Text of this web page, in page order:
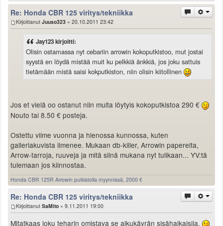
Re: Honda CBR 125 viritys/tekniikka
Kirjoittanut Juuso323 » 20.10.2011 23:42
Jay123 kirjoitti:
Olisin ostamassa nyt cebariin arrowin kokoputkistoo, mut jostai
syystä en löydä mistää muit ku pelkkiä änkkiä, jos joku sattuis
tietämään mistä saisi kokputkiston, niin olisin kiitollinen
Jos et vielä oo ostanut niin multa löytyis kokoputkistoa 290 €
Nouto tai 8.50 € posteja.
Ostettu viime vuonna ja hienossa kunnossa, kuten
galleriakuvista ilmenee. Mukaan db-killer, Arrowin papereita,
Arrow-tarroja, ruuveja ja mitä siinä mukana nyt tulikaan... YV:tä
tulemaan jos kiinnostaa.
Honda CBR 125R Arrowin putkistolla myynnissä, 2000 €
Re: Honda CBR 125 viritys/tekniikka
Kirjoittanut SaMito » 9.11.2011 19:00
Mitatkaas joku teharin omistava se alkukäyrän sisähalkaisija.